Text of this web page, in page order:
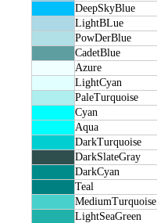
DeepSkyBlue
LightBLue
PowDerBlue
CadetBlue
Azure
LightCyan
PaleTurquoise
Cyan
Aqua
DarkTurquoise
DarkSlateGray
DarkCyan
Teal
MediumTurquoise
LightSeaGreen